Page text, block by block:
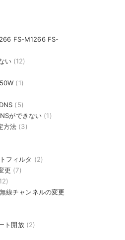
FS-M1266 FS-
い(12)
(1)
(5)
ができない (1)
方法 (3)
フィルタ (2)
更 (7)
線チャンネルの変更
ト開放(2)